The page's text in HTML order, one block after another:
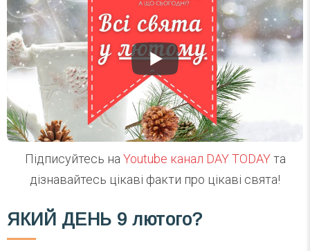
Підписуйтесь на Youtube канал DAY TODAYта
дізнавайтесь цікаві факти про цікаві свята!
ЯКИЙ ДЕНЬ 9 лютого?